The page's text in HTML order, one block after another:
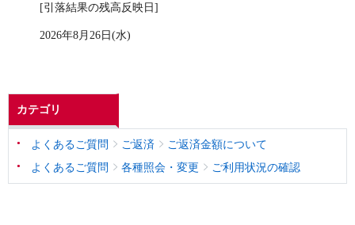
[引落結果の残高反映日]
2026年8月26日(水)
カテゴリ
よくあるご質問 ご返済
ご返済金額について
よくあるご質問
各種照会・変更 ご利用状況の確認